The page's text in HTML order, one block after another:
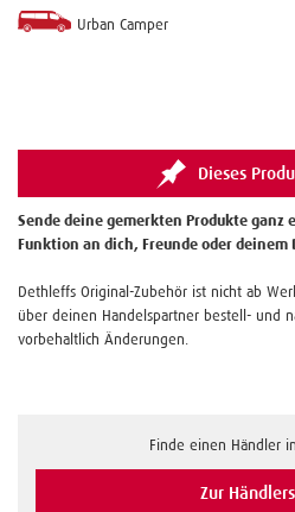
Urban Camper
Dieses
Sende deine gemerkten Produkte
Funktion an dich, Freunde oder
Dethleffs Original-Zubehör ist nicht ab
über deinen Handelspartner bestell- und
vorbehaltlich Änderungen.
Finde einen Händler
Zur